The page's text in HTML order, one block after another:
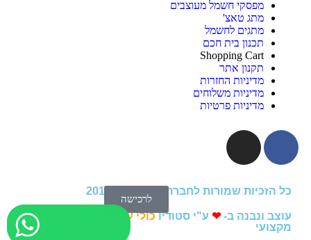
מפסקי חשמל מעוצבים
מתג טאצ'
מתגים לחשמל
תכנון בית חכם
Shopping Cart
תקנון אתר
מדיניות החזרות
מדיניות משלוחים
מדיניות פרטיות
לרכישה
כל הזכיות שמורות לחברת הומיטק © 2018
עוצב ונבנה ב-❤ ע"י סטודיוכולי עלמא
קידום אתרים
מקצועי